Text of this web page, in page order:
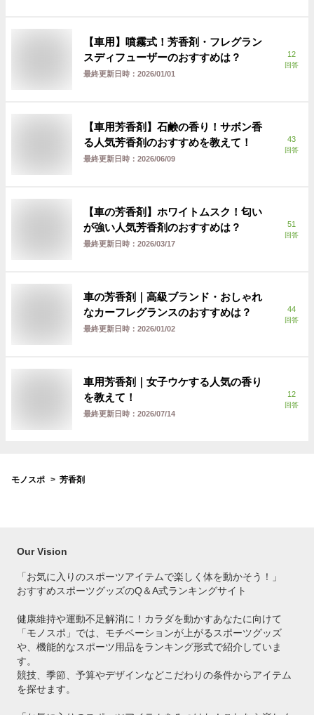
【車用】噴霧式！芳香剤・フレグラン
スディフューザーのおすすめは？
最終更新日時： 2026/01/01
12
回答
【車用芳香剤】石鹸の香り！サボン香
る人気芳香剤のおすすめを教えて！
最終更新日時： 2026/06/09
43
回答
【車の芳香剤】ホワイトムスク！匂い
が強い人気芳香剤のおすすめは？
最終更新日時： 2026/03/17
51
回答
車の芳香剤｜高級ブランド・おしゃれ
なカーフレグランスのおすすめは？
最終更新日時： 2026/01/02
44
回答
車用芳香剤｜女子ウケする人気の香り
を教えて！
最終更新日時： 2026/07/14
12
回答
モノスポ 芳香剤
Our Vision
「お気に入りのスポーツアイテムで楽しく体を動かそう！」
おすすめスポーツグッズのQ＆A式ランキングサイト
健康維持や運動不足解消に！カラダを動かすあなたに向けて
「モノスポ」では、モチベーションが上がるスポーツグッズ
や、機能的なスポーツ用品をランキング形式で紹介していま
す。
競技、季節、予算やデザインなどこだわりの条件からアイテム
を探せます。